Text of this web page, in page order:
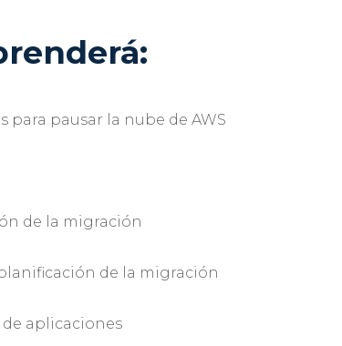
pausar la nube de AWS
de la migración
de la migración
aplicaciones